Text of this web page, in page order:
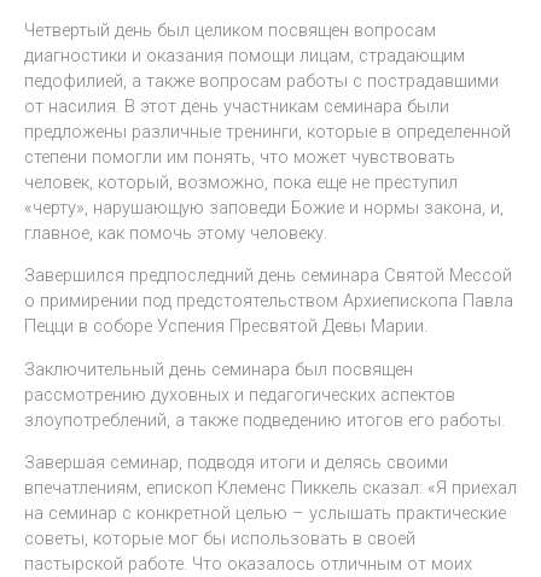
Четвертый день был целиком посвящен вопросам
диагностики и оказания помощи лицам, страдающим
педофилией, а также вопросам работы с пострадавшими
от насилия. В этот день участникам семинара были
предложены различные тренинги, которые в определенной
степени помогли им понять, что может чувствовать
человек, который, возможно, пока еще не преступил
«черту», нарушающую заповеди Божие и нормы закона, и,
главное, как помочь этому человеку.
Завершился предпоследний день семинара Святой Мессой
о примирении под предстоятельством Архиепископа Павла
Пецци в соборе Успения Пресвятой Девы Марии.
Заключительный день семинара был посвящен
рассмотрению духовных и педагогических аспектов
злоупотреблений, а также подведению итогов его работы.
Завершая семинар, подводя итоги и делясь своими
впечатлениям, епископ Клеменс Пиккель сказал: «Я приехал
на семинар с конкретной целью – услышать практические
советы, которые мог бы использовать в своей
пастырской работе. Что оказалось отличным от моих